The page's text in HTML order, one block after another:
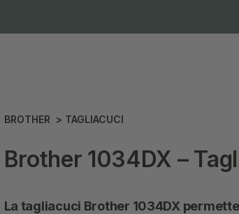
BROTHER > TAGLIACUCI
Brother 1034DX –
La tagliacuci Brother 1034DX